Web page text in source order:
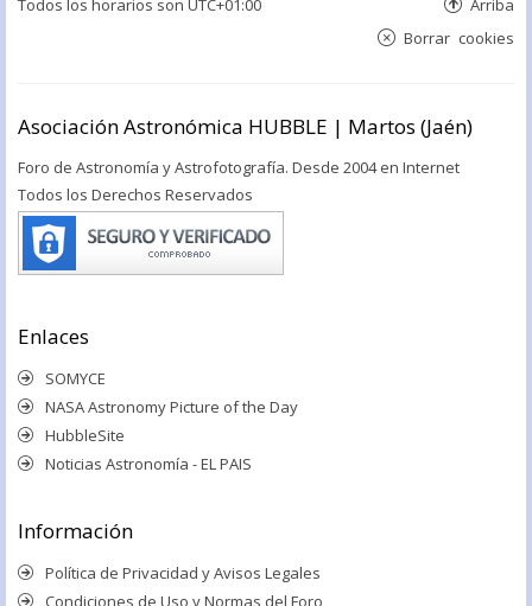
Todos los horarios son UTC+01:00 Arriba
Borrar cookies
Asociación Astronómica HUBBLE | Martos (Jaén)
Foro de Astronomía y Astrofotografía. Desde 2004 en Internet
Todos los Derechos Reservados
Enlaces
SOMYCE
NASA Astronomy Picture of the Day
HubbleSite
Noticias Astronomía - EL PAIS
Información
Política de Privacidad y Avisos Legales
Condiciones de Uso y Normas del Foro